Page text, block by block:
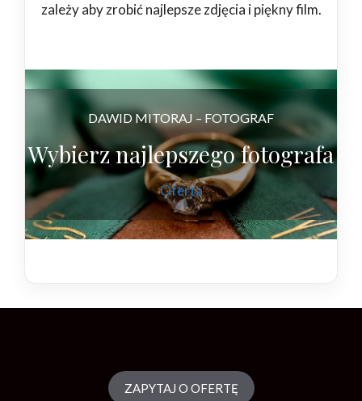
zależy aby zrobić najlepsze zdjęcia i piękny film.
DAWID MITORAJ – FOTOGRAF
Wybierz najlepszego fotografa
Oferta
ZAPYTAJ O OFERTĘ